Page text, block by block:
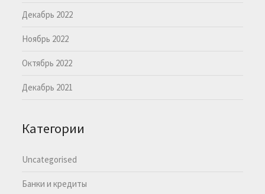
Декабрь 2022
Ноябрь 2022
Октябрь 2022
Декабрь 2021
Категории
Uncategorised
Банки и кредиты